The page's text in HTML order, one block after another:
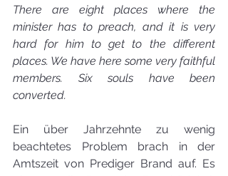
There are eight places where the
minister has to preach, and it is very
hard for him to get to the different
places. We have here some very faithful
members. Six souls have been
converted.
Ein über Jahrzehnte zu wenig
beachtetes Problem brach in der
Amtszeit von Prediger Brand auf. Es